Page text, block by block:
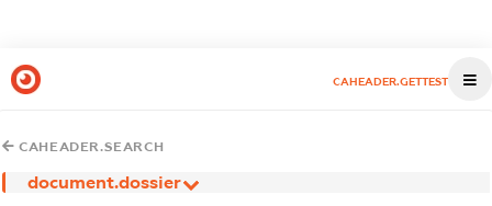
CAHEADER.GETTEST
CAHEADER.SEARCH
document.dossier